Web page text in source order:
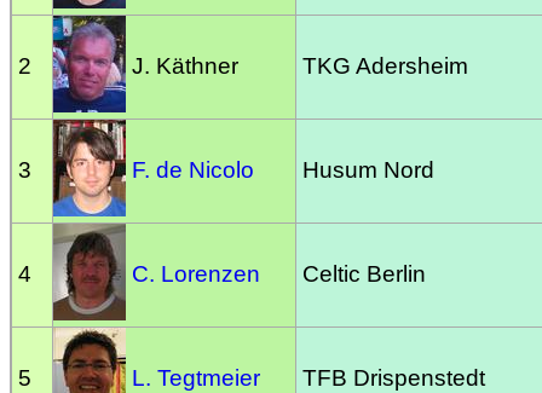
2 J. Käthner TKG Adersheim
3 F. de Nicolo Husum Nord
4 C. Lorenzen Celtic Berlin
5 L. Tegtmeier TFB Drispenstedt